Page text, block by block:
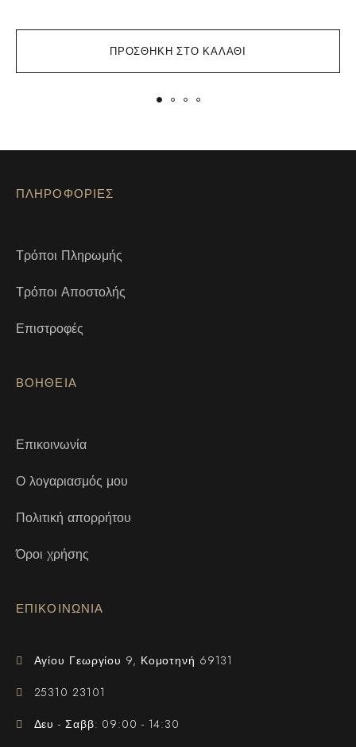
ΠΡΟΣΘΉΚΗ ΣΤΟ ΚΑΛΆΘΙ
ΠΛΗΡΟΦΟΡΙΕΣ
Τρόποι Πληρωμής
Τρόποι Αποστολής
Επιστροφές
ΒΟΗΘΕΙΑ
Επικοινωνία
Ο λογαριασμός μου
Πολιτική απορρήτου
Όροι χρήσης
ΕΠΙΚΟΙΝΩΝΙΑ
Αγίου Γεωργίου 9, Κομοτηνή 69131
25310 23101
Δευ - Σαββ: 09:00 - 14:30